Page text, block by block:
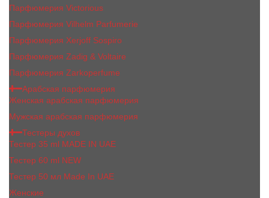
Парфюмерия Victorious
Парфюмерия Vilhelm Parfumerie
Парфюмерия Xerjoff Sospiro
Парфюмерия Zadig & Voltaire
Парфюмерия Zarkoperfume
Арабская парфюмерия
Женская арабская парфюмерия
Мужская арабская парфюмерия
Тестеры духов
Тестер 35 ml MADE IN UAE
Тестер 60 ml NEW
Тестер 50 мл Made In UAE
Женские